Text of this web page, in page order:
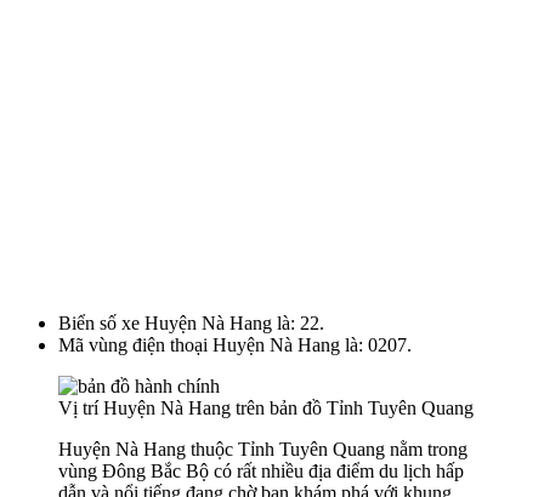
Biển số xe Huyện Nà Hang là: 22.
Mã vùng điện thoại Huyện Nà Hang là: 0207.
Vị trí Huyện Nà Hang trên bản đồ Tỉnh Tuyên Quang
Huyện Nà Hang thuộc Tỉnh Tuyên Quang nằm trong
vùng Đông Bắc Bộ có rất nhiều địa điểm du lịch hấp